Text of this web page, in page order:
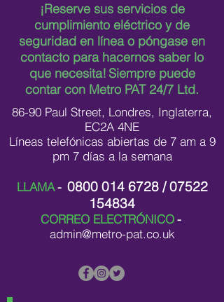
¡Reserve sus servicios de
cumplimiento eléctrico y de
seguridad en línea o póngase en
contacto para hacernos saber lo
que necesita! Siempre puede
contar con Metro PAT 24/7 Ltd.
86-90 Paul Street, Londres, Inglaterra,
EC2A 4NE
Líneas telefónicas abiertas de 7 am a 9
pm 7 días a la semana
LLAMA - 0800 014 6728/07522
154834
CORREO ELECTRÓNICO -
admin@metro-pat.co.uk